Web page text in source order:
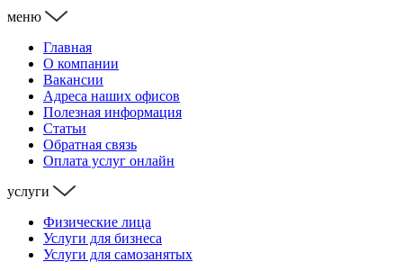
меню
Главная
О компании
Вакансии
Адреса наших офисов
Полезная информация
Статьи
Обратная связь
Оплата услуг онлайн
услуги
Физические лица
Услуги для бизнеса
Услуги для самозанятых